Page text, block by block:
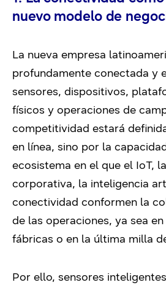
nuevo modelo de
La nueva empresa
profundamente conectada y
sensores, dispositivos,
físicos y operaciones de
competitividad estará
en línea, sino por la
ecosistema en el que el IoT,
corporativa, la inteligencia
conectividad conformen la
de las operaciones, ya sea
fábricas o en la última milla
Por ello, sensores